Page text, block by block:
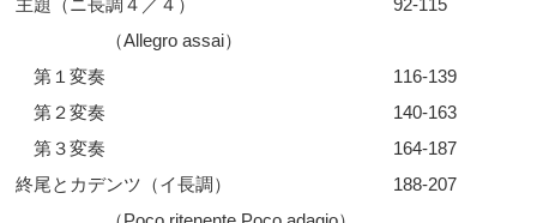
主題（ニ長調４／４） 92-115
（Allegro assai）
第１変奏 116-139
第２変奏 140-163
第３変奏 164-187
終尾とカデンツ（イ長調） 188-207